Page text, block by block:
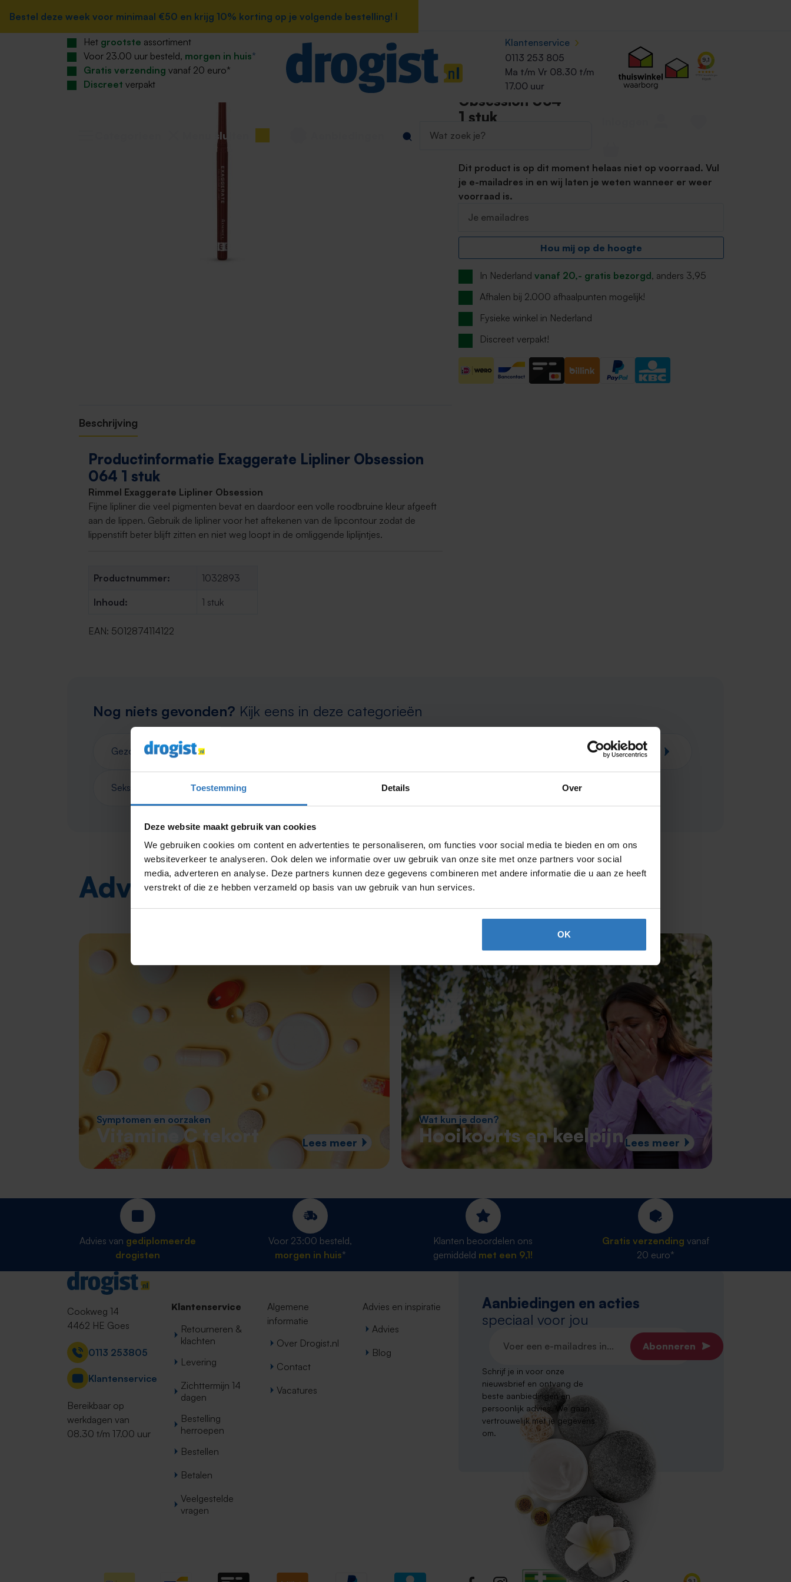
Toestemming Details Over
Deze website maakt gebruik van cookies
We gebruiken cookies om content en advertenties te personaliseren, om functies voor social media te bieden en om ons
websiteverkeer te analyseren. Ook delen we informatie over uw gebruik van onze site met onze partners voor social
media, adverteren en analyse. Deze partners kunnen deze gegevens combineren met andere informatie die u aan ze heeft
verstrekt of die ze hebben verzameld op basis van uw gebruik van hun services.
OK
Ga naar de hoofdnavigatie
Bestel deze week voor minimaal €50 en krijg 10% korting op je volgende bestelling! ℹ️
Bestel deze week voor minimaal €50 en krijg 10% korting op je volgende bestelling! ℹ️
Het grootste assortiment
Voor 23.00 uur besteld, morgen in huis*
Gratis verzending vanaf 20 euro*
Discreet verpakt
Klantenservice ›
0113 253 805
Ma t/m Vr 08.30 t/m
17.00 uur
Menu sluiten
HomeBeauty Make-up Make-up lippen Lippotlood / lipliner
Rimmel London
Exaggerate
Lipliner
Obsession 064
1 stuk
Rimmel London
9, 99
Dit product is op dit moment helaas niet op voorraad. Vul
je e-mailadres in en wij laten je weten wanneer er weer
voorraad is.
Hou mij op de hoogte
In Nederland vanaf 20,- gratis bezorgd, anders 3,95
Afhalen bij 2.000 afhaalpunten mogelijk!
Fysieke winkel in Nederland
Discreet verpakt!
Beschrijving
Productinformatie Exaggerate Lipliner Obsession
064 1 stuk
Rimmel Exaggerate Lipliner Obsession
Fijne lipliner die veel pigmenten bevat en daardoor een volle roodbruine kleur afgeeft
aan de lippen. Gebruik de lipliner voor het aftekenen van de lipcontour zodat de
lippenstift beter blijft zitten en niet weg loopt in de omliggende liplijntjes.
Productnummer: 1032893
Inhoud: 1 stuk
EAN: 5012874114122
Nog niets gevonden? Kijk eens in deze categorieën
Gezondheid Huishouden
Seksualiteit
Adviesen inspiratie
Symptomen en oorzaken
Vitamine C tekort Lees meer
Wat kun je doen?
Hooikoorts en keelpijnLees meer
Advies van gediplomeerde
drogisten
Voor 23:00 besteld,
morgen in huis*
Klanten beoordelen ons
gemiddeld met een 9,1!
Gratis verzending vanaf
20 euro*
Contact
Cookweg 14
4462 HE Goes
0113 253805
Klantenservice
Bereikbaar op
werkdagen van
08.30 t/m 17.00 uur
Klantenservice
Retourneren &
klachten
Levering
Zichttermijn 14
dagen
Bestelling
herroepen
Bestellen
Betalen
Veelgestelde
vragen
Algemene
informatie
Over Drogist.nl
Contact
Vacatures
Advies en inspiratie
Advies
Blog
Aanbiedingen en acties
speciaal voor jou
Abonneren
Schrijf je in voor onze
nieuwsbrief en ontvang de
beste aanbiedingen en
persoonlijk advies. We gaan
vertrouwelijk met je gegevens
om.